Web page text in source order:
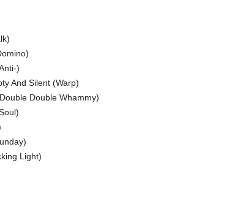
)
And Silent (Warp)
Double Whammy)
Light)